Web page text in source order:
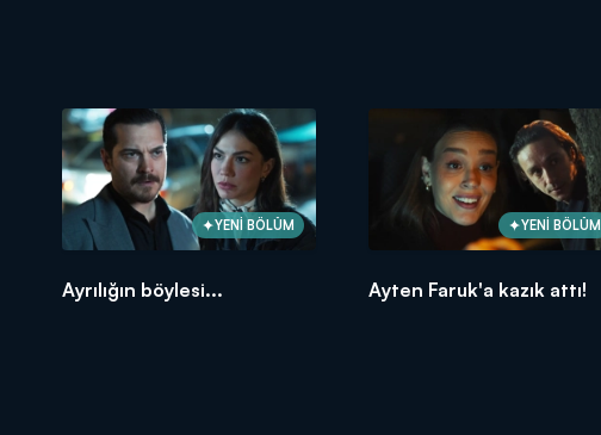
YENİ BÖLÜM
Ayrılığın böylesi...
YENİ BÖLÜM
Ayten Faruk'a kazık attı!